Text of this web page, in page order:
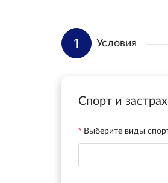
1 Условия
Спорт и
Выберите виды